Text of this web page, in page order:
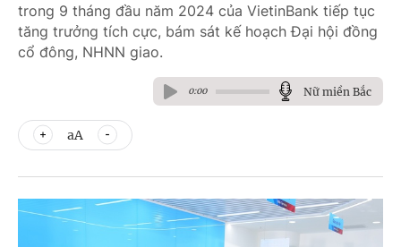
trong 9 tháng đầu năm 2024 của VietinBank tiếp tục
tăng trưởng tích cực, bám sát kế hoạch Đại hội đồng
cổ đông, NHNN giao.
0:00 Nữ miền Bắc
aA